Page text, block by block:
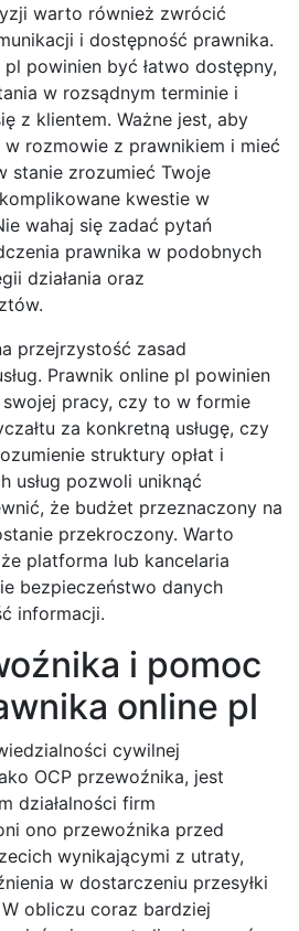
warto również zwrócić
i dostępność prawnika.
powinien być łatwo dostępny,
w rozsądnym terminie i
z klientem. Ważne jest, aby
rozmowie z prawnikiem i mieć
stanie zrozumieć Twoje
kwestie w
wahaj się zadać pytań
prawnika w podobnych
działania oraz
przejrzystość zasad
Prawnik online pl powinien
pracy, czy to w formie
za konkretną usługę, czy
struktury opłat i
usług pozwoli uniknąć
że budżet przeznaczony na
przekroczony. Warto
platforma lub kancelaria
bezpieczeństwo danych
informacji.
i pomoc
online pl
cywilnej
OCP przewoźnika, jest
działalności firm
ono przewoźnika przed
wynikającymi z utraty,
w dostarczeniu przesyłki
obliczu coraz bardziej